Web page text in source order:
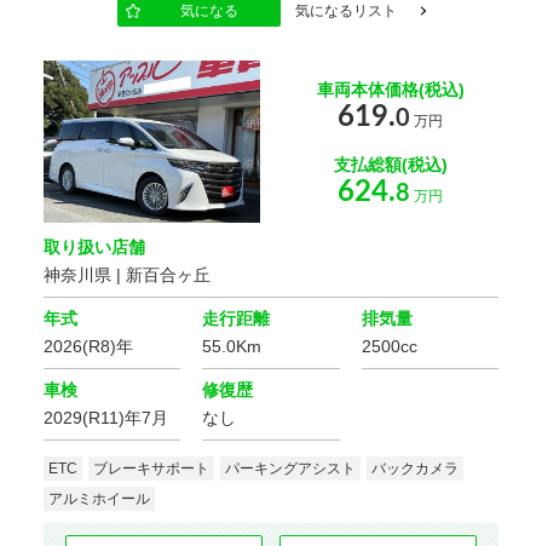
電動シート
シートエアコン
気になる 気になるリスト
車両本体価格(税込)
619.0 万円
支払総額(税込)
624.8 万円
取り扱い店舗
神奈川県 | 新百合ヶ丘
年式
2026(R8)年
走行距離
55.0Km
排気量
2500cc
車検
2029(R11)年7月
修復歴
なし
ETC ブレーキサポート パーキングアシスト
バックカメラ
アルミホイール